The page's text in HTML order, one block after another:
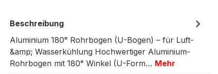
Beschreibung
Aluminium 180° Rohrbogen (U-Bogen) – für Luft-
&amp; Wasserkühlung Hochwertiger Aluminium-
Rohrbogen mit 180° Winkel (U-Form… Mehr